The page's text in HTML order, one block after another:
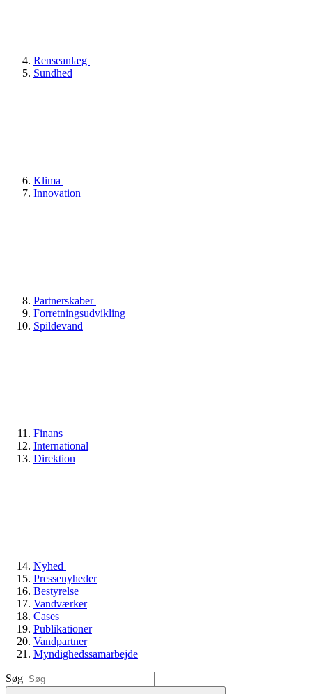
Renseanlæg
Sundhed
Klima
Innovation
Partnerskaber
Forretningsudvikling
Spildevand
Finans
International
Direktion
Nyhed
Pressenyheder
Bestyrelse
Vandværker
Cases
Publikationer
Vandpartner
Myndighedssamarbejde
Søg